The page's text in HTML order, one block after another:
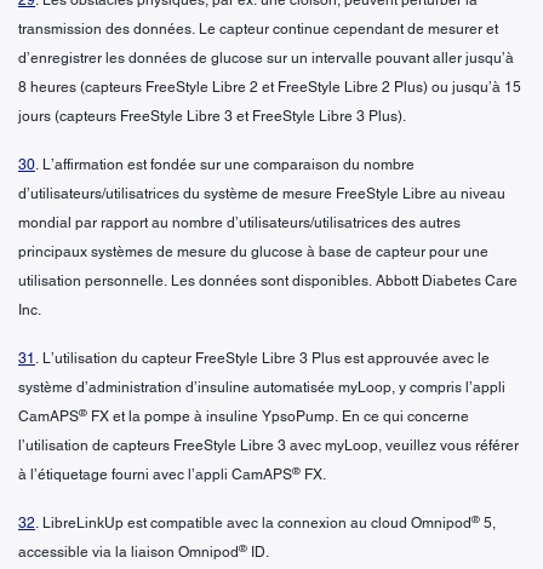
transmission des données. Le capteur continue cependant de mesurer et
d’enregistrer les données de glucose sur un intervalle pouvant aller jusqu’à
8 heures (capteurs FreeStyle Libre 2 et FreeStyle Libre 2 Plus) ou jusqu’à 15
jours (capteurs FreeStyle Libre 3 et FreeStyle Libre 3 Plus).
30. L’affirmation est fondée sur une comparaison du nombre
d’utilisateurs/utilisatrices du système de mesure FreeStyle Libre au niveau
mondial par rapport au nombre d’utilisateurs/utilisatrices des autres
principaux systèmes de mesure du glucose à base de capteur pour une
utilisation personnelle. Les données sont disponibles. Abbott Diabetes Care
Inc.
31 . L’utilisation du capteur FreeStyle Libre 3 Plus est approuvée avec le
système d’administration d’insuline automatisée myLoop, y compris l’appli
CamAPS® FX et la pompe à insuline YpsoPump. En ce qui concerne
l’utilisation de capteurs FreeStyle Libre 3 avec myLoop, veuillez vous référer
à l’étiquetage fourni avec l’appli CamAPS® FX.
32. LibreLinkUp est compatible avec la connexion au cloud Omnipod® 5,
accessible via la liaison Omnipod® ID.